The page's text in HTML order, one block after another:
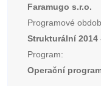
Faramugo s.r.o.
Programové
Strukturální 2014
Program:
Operační